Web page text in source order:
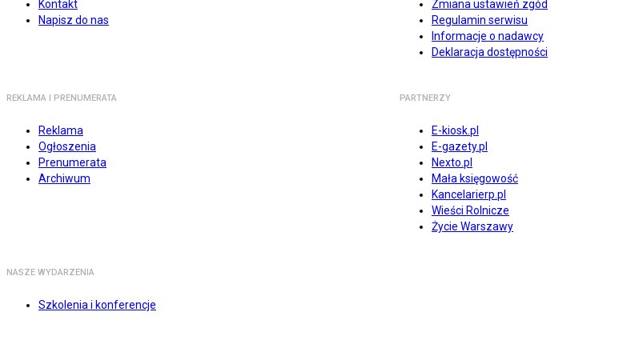
Kontakt
Napisz do nas
Zmiana ustawień zgód
Regulamin serwisu
Informacje o nadawcy
Deklaracja dostępności
REKLAMA I PRENUMERATA
Reklama
Ogłoszenia
Prenumerata
Archiwum
PARTNERZY
E-kiosk.pl
E-gazety.pl
Nexto.pl
Mała księgowość
Kancelarierp.pl
Wieści Rolnicze
Życie Warszawy
NASZE WYDARZENIA
Szkolenia i konferencje